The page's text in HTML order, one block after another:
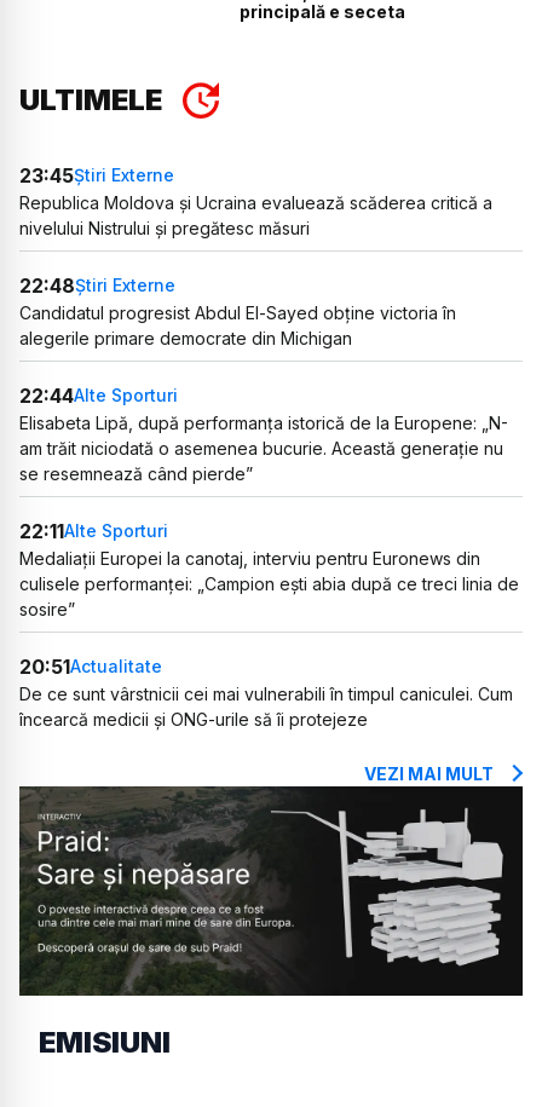
principală e seceta
ULTIMELE
23:45Știri Externe
Republica Moldova și Ucraina evaluează scăderea critică a
nivelului Nistrului și pregătesc măsuri
22:48Știri Externe
Candidatul progresist Abdul El-Sayed obține victoria în
alegerile primare democrate din Michigan
22:44Alte Sporturi
Elisabeta Lipă, după performanța istorică de la Europene: „N-
am trăit niciodată o asemenea bucurie. Această generație nu
se resemnează când pierde”
22:11Alte Sporturi
Medaliații Europei la canotaj, interviu pentru Euronews din
culisele performanței: „Campion ești abia după ce treci linia de
sosire”
20:51Actualitate
De ce sunt vârstnicii cei mai vulnerabili în timpul caniculei. Cum
încearcă medicii și ONG-urile să îi protejeze
VEZI MAI MULT
EMISIUNI